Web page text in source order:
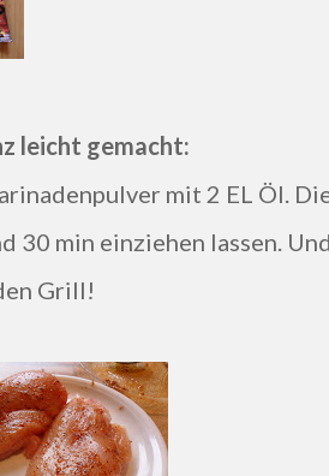
leicht gemacht:
mit 2 EL Öl.
30 min einziehen lassen.
Grill!